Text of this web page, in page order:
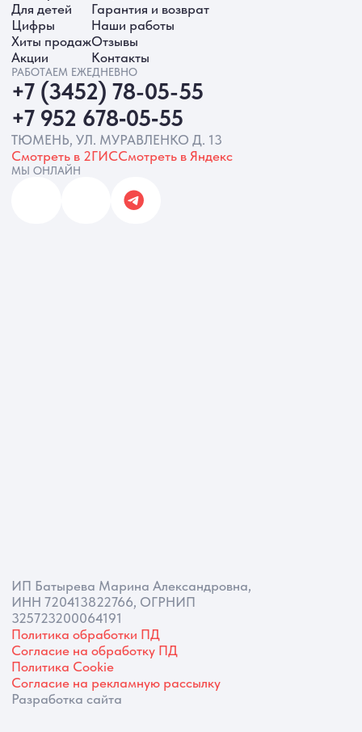
ИП Батырева Марина Александровна,
ИНН 720413822766, ОГРНИП
325723200064191
Политика обработки ПД
Согласие на обработку ПД
Политика Cookie
Согласие на рекламную рассылку
Разработка сайта